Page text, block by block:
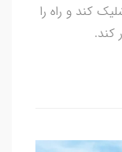
کند و راه را
کند.